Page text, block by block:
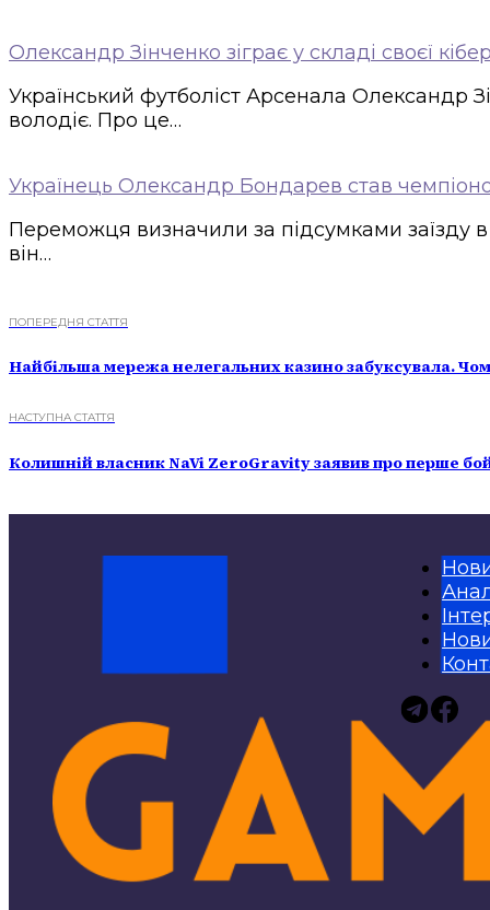
Олександр Зінченко зіграє у складі своєї
Український футболіст Арсенала Олександр
володіє. Про це…
Українець Олександр Бондарев став
Переможця визначили за підсумками заїзду в
він…
ПОПЕРЕДНЯ СТАТТЯ
Найбільша мережа нелегальних казино забуксувала.
НАСТУПНА СТАТТЯ
Колишній власник NaVi ZeroGravity заявив про перше